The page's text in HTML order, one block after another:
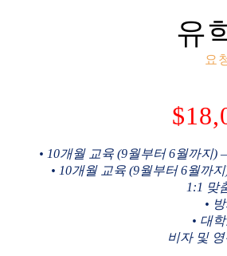
유
요
$
• 10개월 교육 (9월부터 6월까지)
• 10개월 교육 (9월부터 6월까
1:1 맞
•
• 대
비자 및